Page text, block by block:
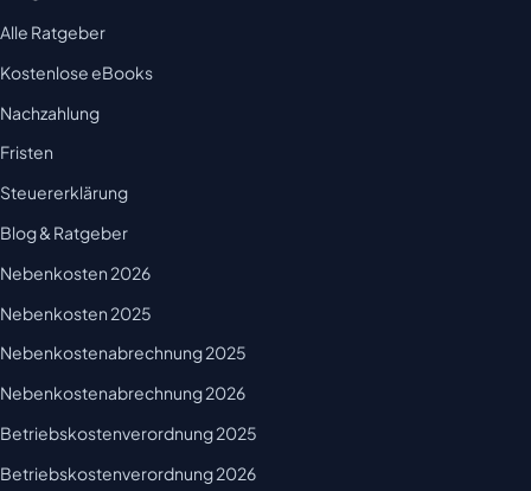
Alle Ratgeber
Kostenlose eBooks
Nachzahlung
Fristen
Steuererklärung
Blog & Ratgeber
Nebenkosten 2026
Nebenkosten 2025
Nebenkostenabrechnung 2025
Nebenkostenabrechnung 2026
Betriebskostenverordnung 2025
Betriebskostenverordnung 2026